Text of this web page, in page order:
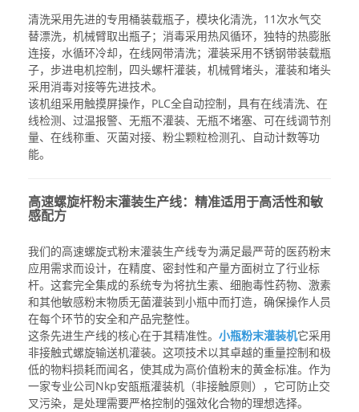
清洗采用先进的专用桶装载瓶子，模块化清洗，11次水气交
替漂洗，机械臂取出瓶子；消毒采用热风循环，独特的热膨胀
连接，水循环冷却，在线网带清洗；灌装采用不锈钢带装载瓶
子，步进电机控制，四头螺杆灌装，机械臂堵头，灌装和堵头
采用消毒对接等先进技术。
该机组采用触摸屏操作，PLC全自动控制，具有在线清洗、在
线检测、过温报警、无瓶不灌装、无瓶不堵塞、可在线调节剂
量、在线称重、灭菌对接、粉尘颗粒检测孔、自动计数等功
能。
高速螺旋杆粉末灌装生产线：精准适用于高活性和敏
感配方
我们的高速螺旋式粉末灌装生产线专为满足最严苛的医药粉末
应用需求而设计，在精度、密封性和产量方面树立了行业标
杆。这套完全集成的系统专为将抗生素、细胞毒性药物、激素
和其他敏感粉末物质无菌灌装到小瓶中而打造，确保操作人员
在每个环节的安全和产品完整性。
这条先进生产线的核心在于其精准性。 小瓶粉末灌装机它采用
非接触式螺旋输送机灌装。这项技术以其卓越的重量控制和极
低的物料损耗而闻名，使其成为高价值粉末的黄金标准。作为
一家专业公司Nkp安瓿瓶灌装机 （非接触原则），它可防止交
叉污染，是处理需要严格控制的强效化合物的理想选择。